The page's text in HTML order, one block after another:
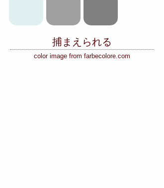
捕まえられる
color image from farbecolore.com